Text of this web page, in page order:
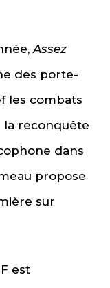
Assez
des porte-
les combats
la reconquête
dans
propose
sur
est